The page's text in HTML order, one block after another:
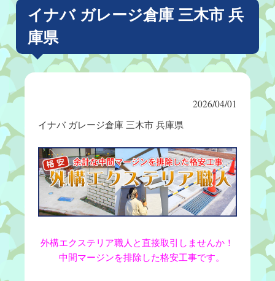
イナバ ガレージ倉庫 三木市 兵
庫県
2026/04/01
イナバ ガレージ倉庫 三木市 兵庫県
外構エクステリア職人と直接取引しませんか！
中間マージンを排除した格安工事です。